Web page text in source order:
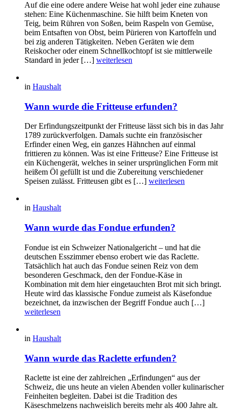
Auf die eine odere andere Weise hat wohl jeder eine zuhause
stehen: Eine Küchenmaschine. Sie hilft beim Kneten von
Teig, beim Rühren von Soßen, beim Raspeln von Gemüse,
beim Entsaften von Obst, beim Pürieren von Kartoffeln und
bei zig anderen Tätigkeiten. Neben Geräten wie dem
Reiskocher oder einem Schnellkochtopf ist sie mittlerweile
Standard in jeder […] weiterlesen
in Haushalt
Wann wurde die Fritteuse erfunden?
Der Erfindungszeitpunkt der Fritteuse lässt sich bis in das Jahr
1789 zurückverfolgen. Damals suchte ein französischer
Erfinder einen Weg, ein ganzes Hähnchen auf einmal
frittieren zu können. Was ist eine Fritteuse? Eine Fritteuse ist
ein Küchengerät, welches in seiner ursprünglichen Form mit
heißem Öl gefüllt ist und die Zubereitung verschiedener
Speisen zulässt. Fritteusen gibt es […] weiterlesen
in Haushalt
Wann wurde das Fondue erfunden?
Fondue ist ein Schweizer Nationalgericht – und hat die
deutschen Esszimmer ebenso erobert wie das Raclette.
Tatsächlich hat auch das Fondue seinen Reiz von dem
besonderen Geschmack, den der Fondue-Käse in
Kombination mit dem hier eingetauchten Brot mit sich bringt.
Heute wird das klassische Fondue zumeist als Käsefondue
bezeichnet, da inzwischen der Begriff Fondue auch […]
weiterlesen
in Haushalt
Wann wurde das Raclette erfunden?
Raclette ist eine der zahlreichen „Erfindungen“ aus der
Schweiz, die uns heute an vielen Abenden voller kulinarischer
Feinheiten begleiten. Dabei ist die Tradition des
Käseschmelzens nachweislich bereits mehr als 400 Jahre alt.